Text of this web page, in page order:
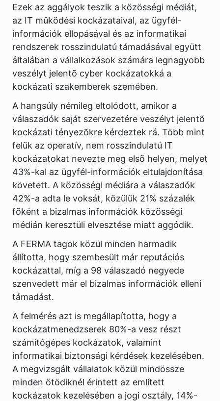
Ezek az aggályok teszik a közösségi médiát,
az IT mûködési kockázataival, az ügyfél-
információk ellopásával és az informatikai
rendszerek rosszindulatú támadásával együtt
általában a vállalkozások számára legnagyobb
veszélyt jelentõ cyber kockázatokká a
kockázati szakemberek szemében.
A hangsúly némileg eltolódott, amikor a
válaszadók saját szervezetére veszélyt jelentõ
kockázati tényezõkre kérdeztek rá. Több mint
felük az operatív, nem rosszindulatú IT
kockázatokat nevezte meg elsõ helyen, melyet
43%-kal az ügyfél-információk eltulajdonítása
követett. A közösségi médiára a válaszadók
42%-a adta le voksát, közülük 21% százalék
fõként a bizalmas információk közösségi
médián keresztüli elvesztése miatt aggódik.
A FERMA tagok közül minden harmadik
állította, hogy szembesült már reputációs
kockázattal, míg a 98 válaszadó negyede
szenvedett már el bizalmas információk elleni
támadást.
A felmérés azt is megállapította, hogy a
kockázatmenedzserek 80%-a vesz részt
számítógépes kockázatok, valamint
informatikai biztonsági kérdések kezelésében.
A megvizsgált vállalatok közül mindössze
minden ötödiknél érintett az említett
kockázatok kezelésében a jogi osztály, 14%-